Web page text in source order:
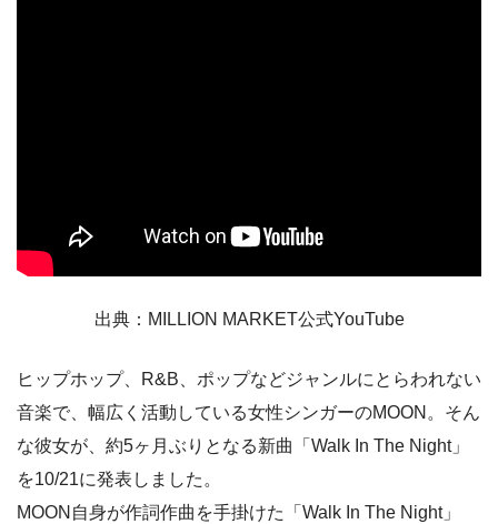
出典：MILLION MARKET公式YouTube
ヒップホップ、R&B、ポップなどジャンルにとらわれない
音楽で、幅広く活動している女性シンガーのMOON。そん
な彼女が、約5ヶ月ぶりとなる新曲「Walk In The Night」
を10/21に発表しました。
MOON自身が作詞作曲を手掛けた「Walk In The Night」